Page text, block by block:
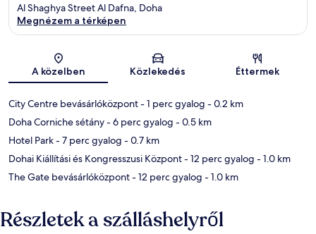
Térkép
Al Shaghya Street Al Dafna, Doha
Megnézem a térképen
A közelben Közlekedés Éttermek
City Centre bevásárlóközpont- 1 perc gyalog - 0.2 km
Doha Corniche sétány- 6 perc gyalog - 0.5 km
Hotel Park- 7 perc gyalog - 0.7 km
Dohai Kiállítási és Kongresszusi Központ- 12 perc gyalog - 1.0 km
The Gate bevásárlóközpont- 12 perc gyalog - 1.0 km
Részletek a szálláshelyről